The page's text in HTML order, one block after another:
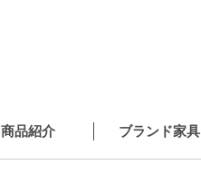
商品紹介 ブランド家具